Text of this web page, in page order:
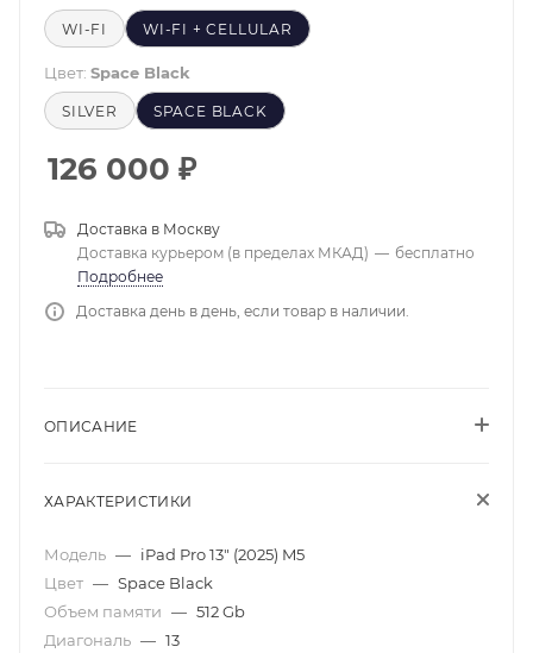
WI-FI WI-FI + CELLULAR
Цвет: Space Black
SILVER SPACE BLACK
126 000 ₽
Доставка в Москву
Доставка курьером (в пределах МКАД) — бесплатно
Подробнее
Доставка день в день, если товар в наличии.
ОПИСАНИЕ
ХАРАКТЕРИСТИКИ
Модель — iPad Pro 13" (2025) M5
Цвет — Space Black
Объем памяти — 512 Gb
Диагональ — 13